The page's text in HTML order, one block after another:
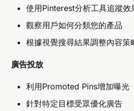
使用Pinterest分析工具追蹤效
觀察用戶如何分類您的產品
根據視覺搜尋結果調整內容策
廣告投放
利用Promoted Pins增加曝光
針對特定目標受眾優化廣告